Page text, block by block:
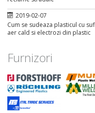
2019-02-07
Cum se sudeaza plasticul cu
aer cald si electrozi din plastic
Furnizori